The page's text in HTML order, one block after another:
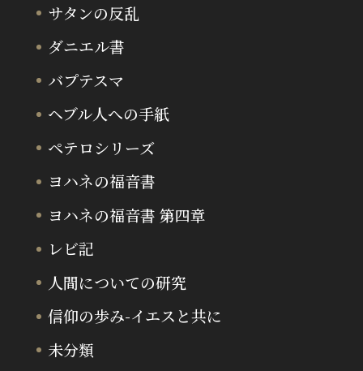
サタンの反乱
ダニエル書
バプテスマ
ヘブル人への手紙
ペテロシリーズ
ヨハネの福音書
ヨハネの福音書 第四章
レビ記
人間についての研究
信仰の歩み-イエスと共に
未分類